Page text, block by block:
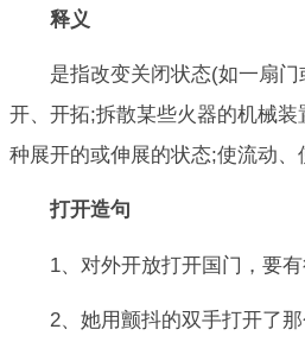
释义
是指改变关闭状态(如一扇
开、开拓;拆散某些火器的机械
种展开的或伸展的状态;使流动
打开造句
1、对外开放打开国门，要有
2、她用颤抖的双手打开了那